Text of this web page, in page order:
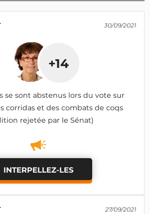
30/09/2021
+14
se sont abstenus lors du vote sur
corridas et des combats de coqs
rejetée par le Sénat)
INTERPELLEZ-LES
27/09/2021